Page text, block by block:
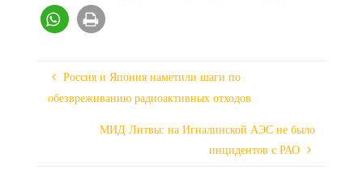
Россия и Япония наметили шаги по
обезвреживанию радиоактивных отходов
МИД Литвы: на Игналинской АЭС не было
инцидентов с РАО